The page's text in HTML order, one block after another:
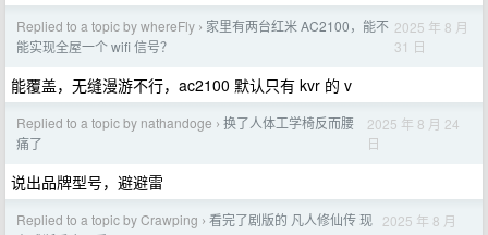
Replied to a topic by whereFly › 家里有两台红米 AC2100，能不
能实现全屋一个 wifi 信号？
2025 年 8 月
31 日
能覆盖，无缝漫游不行，ac2100 默认只有 kvr 的 v
Replied to a topic by nathandoge › 换了人体工学椅反而腰
痛了
2025 年 8 月 24
日
说出品牌型号，避避雷
Replied to a topic by Crawping › 看完了剧版的 凡人修仙传 现 2025 年 8 月